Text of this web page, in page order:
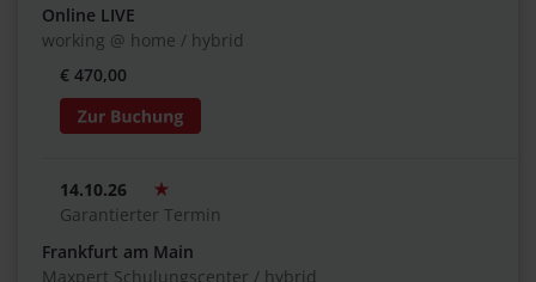
Online LIVE
working @ home / hybrid
€ 470,00
14.10.26
Garantierter Termin
Frankfurt am Main
Maxpert Schulungscenter / hybrid